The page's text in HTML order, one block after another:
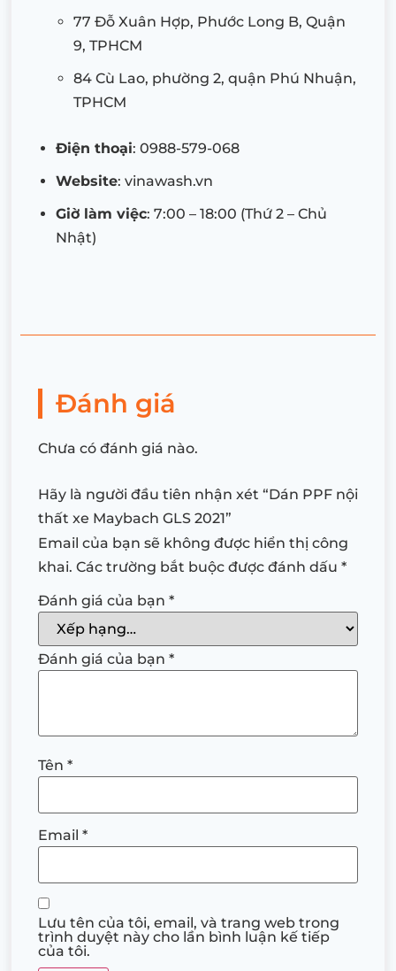
77 Đỗ Xuân Hợp, Phước Long B, Quận
9, TPHCM
84 Cù Lao, phường 2, quận Phú Nhuận,
TPHCM
Điện thoại: 0988-579-068
Website: vinawash.vn
Giờ làm việc: 7:00 – 18:00 (Thứ 2 – Chủ
Nhật)
Đánh giá
Chưa có đánh giá nào.
Hãy là người đầu tiên nhận xét “Dán PPF nội
thất xe Maybach GLS 2021”
Email của bạn sẽ không được hiển thị công
khai. Các trường bắt buộc được đánh dấu *
Đánh giá của bạn *
Đánh giá của bạn *
Tên *
Email *
Lưu tên của tôi, email, và trang web trong
trình duyệt này cho lần bình luận kế tiếp
của tôi.